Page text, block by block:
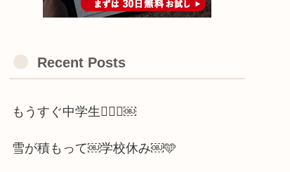
Recent Posts
もうすぐ中学生🫪🫪🫪￼
雪が積もって￼学校休み￼🩵